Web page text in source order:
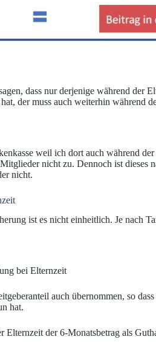
dass nur derjenige während
der muss auch weiterhin während
weil ich dort auch während
nicht zu. Dennoch ist dieses
nicht.
ist es nicht einheitlich. Je nach
bei Elternzeit
auch übernommen, so
hat.
der 6-Monatsbetrag als